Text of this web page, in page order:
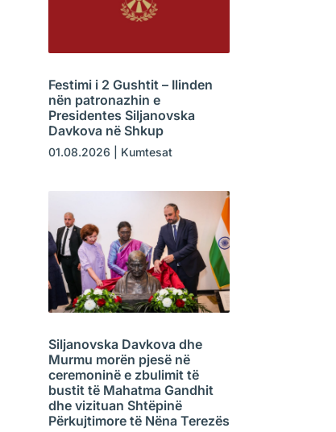
Festimi i 2 Gushtit – Ilinden
nën patronazhin e
Presidentes Siljanovska
Davkova në Shkup
01.08.2026 Kumtesat
Siljanovska Davkova dhe
Murmu morën pjesë në
ceremoninë e zbulimit të
bustit të Mahatma Gandhit
dhe vizituan Shtëpinë
Përkujtimore të Nëna Terezës